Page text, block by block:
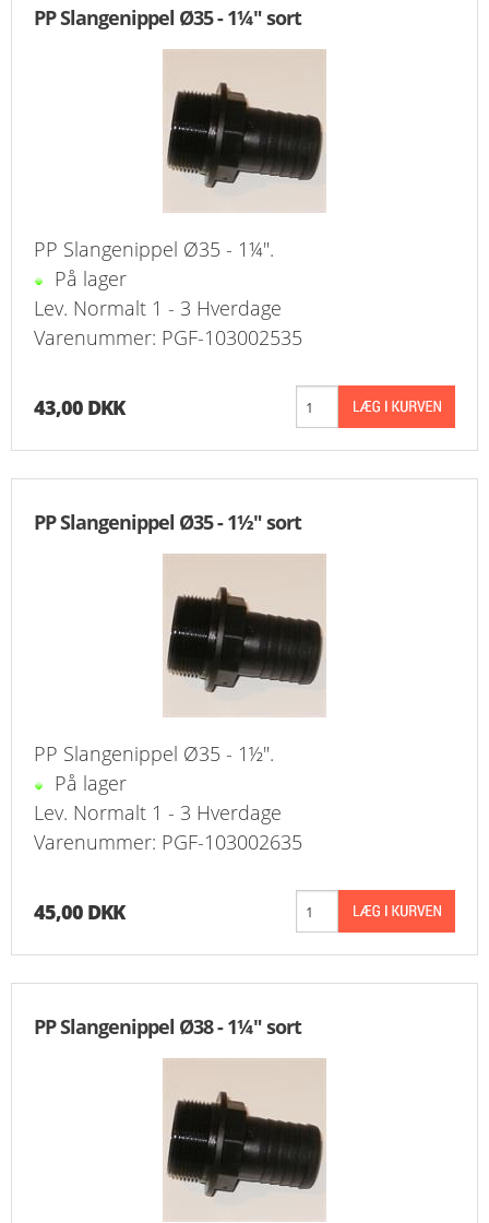
PP Slangenippel Ø35 - 1¼" sort
PP Slangenippel Ø35 - 1¼".
På lager
Lev. Normalt 1 - 3 Hverdage
Varenummer: PGF-103002535
43,00 DKK
PP Slangenippel Ø35 - 1½" sort
PP Slangenippel Ø35 - 1½".
På lager
Lev. Normalt 1 - 3 Hverdage
Varenummer: PGF-103002635
45,00 DKK
PP Slangenippel Ø38 - 1¼" sort